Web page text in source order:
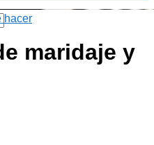
hacer
maridaje y